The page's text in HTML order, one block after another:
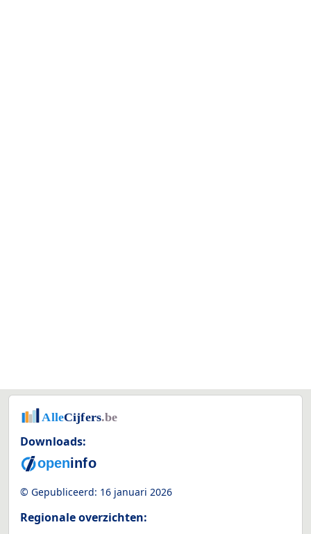
Downloads:
© Gepubliceerd: 16 januari 2026
Regionale overzichten: